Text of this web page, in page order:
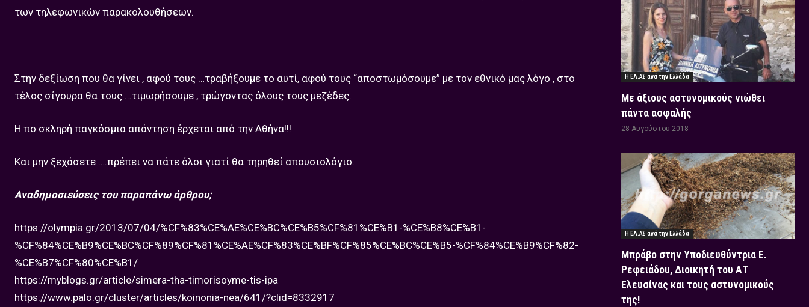
των τηλεφωνικών παρακολουθήσεων.
Στην δεξίωση που θα γίνει , αφού τους …τραβήξουμε το αυτί, αφού τους “αποστωμόσουμε” με τον εθνικό μας λόγο , στο
τέλος σίγουρα θα τους …τιμωρήσουμε , τρώγοντας όλους τους μεζέδες.
Η πο σκληρή παγκόσμια απάντηση έρχεται από την Αθήνα!!!
Και μην ξεχάσετε ….πρέπει να πάτε όλοι γιατί θα τηρηθεί απουσιολόγιο.
Αναδημοσιεύσεις του παραπάνω άρθρου;
https://olympia.gr/2013/07/04/%CF%83%CE%AE%CE%BC%CE%B5%CF%81%CE%B1-%CE%B8%CE%B1-
%CF%84%CE%B9%CE%BC%CF%89%CF%81%CE%AE%CF%83%CE%BF%CF%85%CE%BC%CE%B5-%CF%84%CE%B9%CF%82-
%CE%B7%CF%80%CE%B1/
https://myblogs.gr/article/simera-tha-timorisoyme-tis-ipa
https://www.palo.gr/cluster/articles/koinonia-nea/641/?clid=8332917
Η ΕΛ.ΑΣ ανά την Ελλάδα
Με άξιους αστυνομικούς νιώθει
πάντα ασφαλής
28 Αυγούστου 2018
Η ΕΛ.ΑΣ ανά την Ελλάδα
Μπράβο στην Υποδιευθύντρια Ε.
Ρεφειάδου, Διοικητή του ΑΤ
Ελευσίνας και τους αστυνομικούς
της!